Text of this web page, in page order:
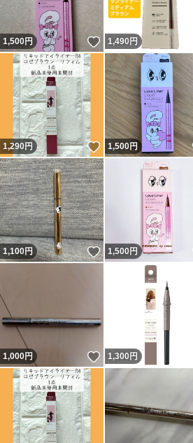
1,500円 いいね！
1,490 円
1,290円 いいね！
1,500円
1,100円 いいね！
1,500円
1,000円 いいね！
1,300 円